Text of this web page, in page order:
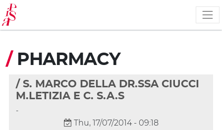
Skip
to
main
content
/ PHARMACY
/ S. MARCO DELLA DR.SSA CIUCCI
M.LETIZIA E C. S.A.S
-
Thu, 17/07/2014 - 09:18